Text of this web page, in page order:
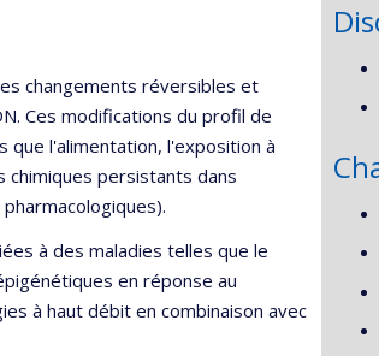
changements réversibles et
Ces modifications du profil de
l'alimentation, l'exposition à
persistants dans
à des maladies telles que le
en réponse au
à haut débit en combinaison avec